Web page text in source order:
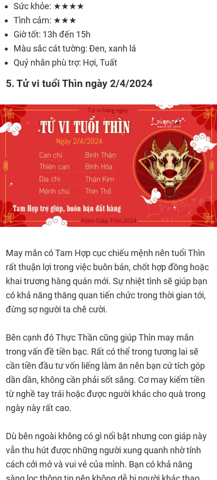
Sức khỏe: ★★★★
Tình cảm: ★★★
Giờ tốt: 13h đến 15h
Màu sắc cát tường: Đen, xanh lá
Quý nhân phù trợ: Hợi, Tuất
5. Tử vi tuổi Thìn ngày 2/4/2024
May mắn có Tam Hợp cục chiếu mệnh nên tuổi Thìn
rất thuận lợi trong việc buôn bán, chốt hợp đồng hoặc
khai trương hàng quán mới. Sự nhiệt tình sẽ giúp bạn
có khả năng thăng quan tiến chức trong thời gian tới,
đừng sợ người ta chê cười.
Bên cạnh đó Thực Thần cũng giúp Thìn may mắn
trong vấn đề tiền bạc. Rất có thể trong tương lai sẽ
cần tiền đầu tư vốn liếng làm ăn nên bạn cứ tích góp
dần dần, không cần phải sốt sắng. Cơ may kiếm tiền
từ nghề tay trái hoặc được người khác cho quà trong
ngày này rất cao.
Dù bên ngoài không có gì nổi bật nhưng con giáp này
vẫn thu hút được những người xung quanh nhờ tính
cách cởi mở và vui vẻ của mình. Bạn có khả năng